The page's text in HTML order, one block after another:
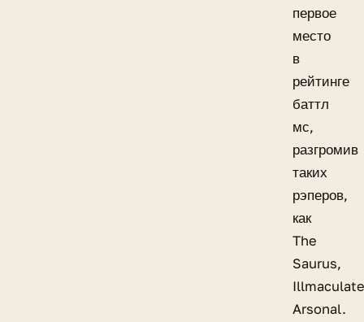
первое
место
в
рейтинге
баттл
мс,
разгромив
таких
рэперов,
как
The
Saurus,
Arsonal.